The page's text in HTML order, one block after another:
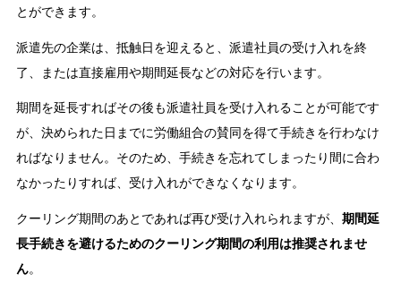
とができます。
派遣先の企業は、抵触日を迎えると、派遣社員の受け入れを終
了、または直接雇用や期間延長などの対応を行います。
期間を延長すればその後も派遣社員を受け入れることが可能です
が、決められた日までに労働組合の賛同を得て手続きを行わなけ
ればなりません。そのため、手続きを忘れてしまったり間に合わ
なかったりすれば、受け入れができなくなります。
クーリング期間のあとであれば再び受け入れられますが、 期間延
長手続きを避けるためのクーリング期間の利用は推奨されませ
ん。